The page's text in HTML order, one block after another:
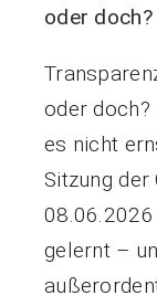
oder doch?
oder
es nicht
Sitzung der
gelernt –